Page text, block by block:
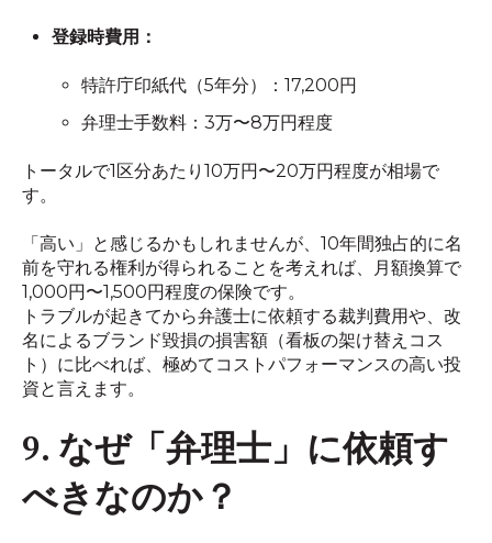
登録時費用：
特許庁印紙代（5年分）：17,200円
弁理士手数料：3万〜8万円程度
トータルで1区分あたり10万円〜20万円程度が相場で
す。
「高い」と感じるかもしれませんが、10年間独占的に名
前を守れる権利が得られることを考えれば、月額換算で
1,000円〜1,500円程度の保険です。
トラブルが起きてから弁護士に依頼する裁判費用や、改
名によるブランド毀損の損害額（看板の架け替えコス
ト）に比べれば、極めてコストパフォーマンスの高い投
資と言えます。
9. なぜ「弁理士」に依頼す
べきなのか？